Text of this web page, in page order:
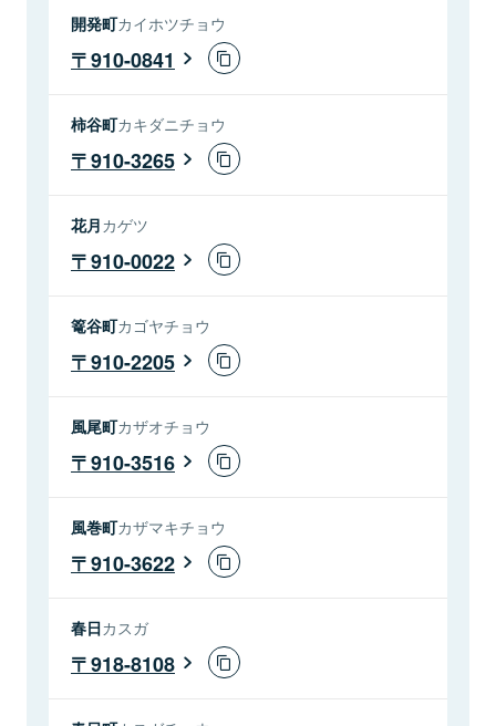
開発町カイホツチョウ
910-0841
柿谷町カキダニチョウ
910-3265
花月カゲツ
910-0022
篭谷町カゴヤチョウ
910-2205
風尾町カザオチョウ
910-3516
風巻町カザマキチョウ
910-3622
春日カスガ
918-8108